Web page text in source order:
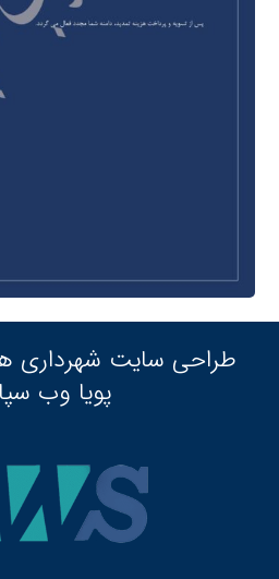
طراحی سایت
پویا وب